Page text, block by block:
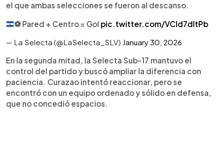
el que ambas selecciones se fueron al descanso.
⚽️ Pared + Centro = Gol pic.twitter.com/VCld7dltPb
— La Selecta (@LaSelecta_SLV) January 30, 2026
En la segunda mitad, la Selecta Sub-17 mantuvo el
control del partido y buscó ampliar la diferencia con
paciencia. Curazao intentó reaccionar, pero se
encontró con un equipo ordenado y sólido en defensa,
que no concedió espacios.